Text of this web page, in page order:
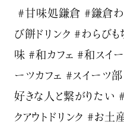
#甘味処鎌倉 #鎌倉
び餅ドリンク #わらび
味 #和カフェ #和スイ
ーツカフェ #スイーツ
好きな人と繋がりたい
クアウトドリンク #お